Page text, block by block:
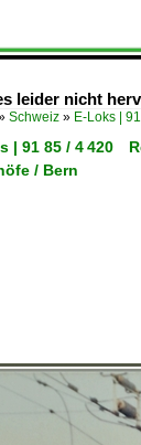
leider nicht
Schweiz » E-Loks |
| 91 85 / 4 420
/ Bern